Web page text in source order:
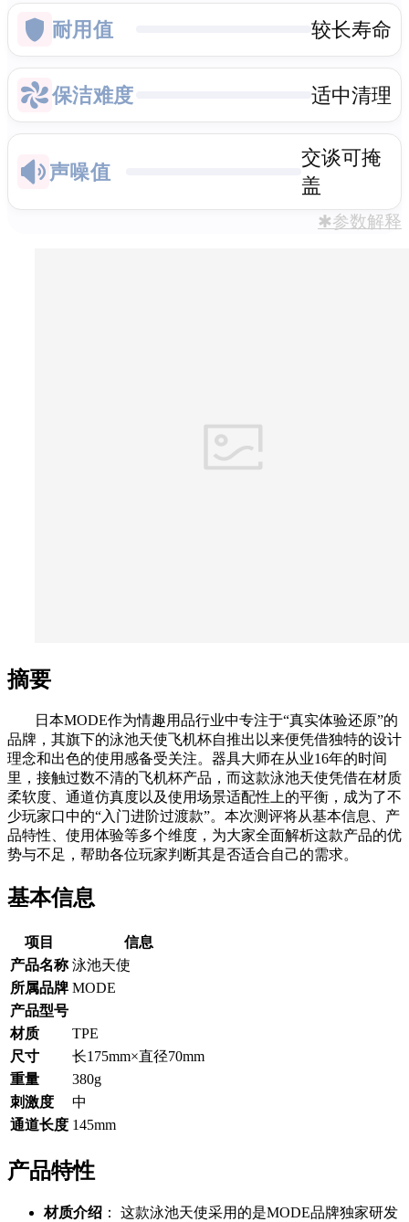
耐用值 较长寿命
保洁难度 适中清理
声噪值
交谈可掩
盖
✱参数解释
摘要
日本MODE作为情趣用品行业中专注于“真实体验还原”的
品牌，其旗下的泳池天使飞机杯自推出以来便凭借独特的设计
理念和出色的使用感备受关注。器具大师在从业16年的时间
里，接触过数不清的飞机杯产品，而这款泳池天使凭借在材质
柔软度、通道仿真度以及使用场景适配性上的平衡，成为了不
少玩家口中的“入门进阶过渡款”。本次测评将从基本信息、产
品特性、使用体验等多个维度，为大家全面解析这款产品的优
势与不足，帮助各位玩家判断其是否适合自己的需求。
基本信息
项目
信息
产品名称 泳池天使
所属品牌 MODE
产品型号
材质
TPE
尺寸
长175mm×直径70mm
重量
380g
刺激度
中
通道长度 145mm
产品特性
材质介绍 ： 这款泳池天使采用的是MODE品牌独家研发